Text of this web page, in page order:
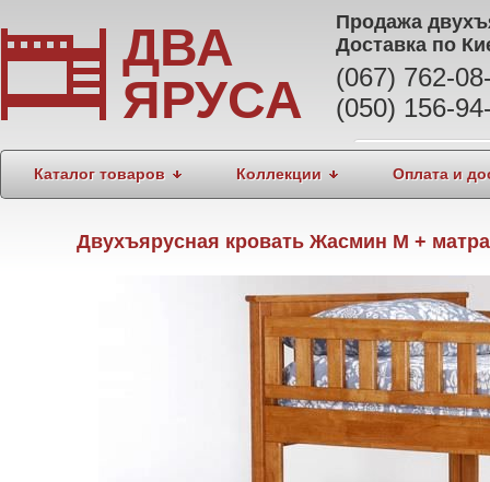
ДВА
ЯРУСА
Продажа
Доставка по
(067) 762-
(050) 156-
Каталог товаров Коллекции Оплата и
Двухъярусная кровать Жасмин М +